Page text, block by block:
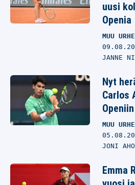
uusi
Openia
MUU
JANNE
Nyt
Carlos
MUU
JONI
Emma